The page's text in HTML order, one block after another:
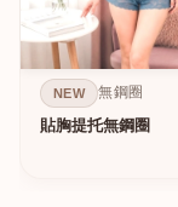
NEW 無鋼圈
貼胸提托無鋼圈